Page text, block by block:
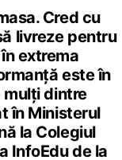
Cred cu
livreze pentru
extrema
este în
mulți dintre
în Ministerul
la Colegiul
InfoEdu de la